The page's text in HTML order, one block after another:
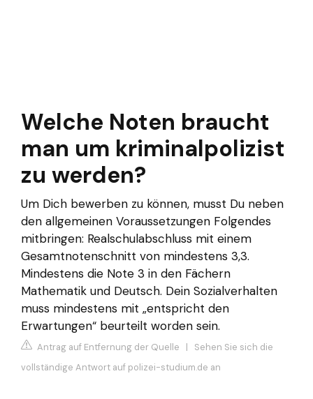
Welche Noten braucht
man um kriminalpolizist
zu werden?
Um Dich bewerben zu können, musst Du neben
den allgemeinen Voraussetzungen Folgendes
mitbringen: Realschulabschluss mit einem
Gesamtnotenschnitt von mindestens 3,3.
Mindestens die Note 3 in den Fächern
Mathematik und Deutsch. Dein Sozialverhalten
muss mindestens mit „entspricht den
Erwartungen“ beurteilt worden sein.
Antrag auf Entfernung der Quelle | Sehen Sie sich die
vollständige Antwort auf polizei-studium.de an